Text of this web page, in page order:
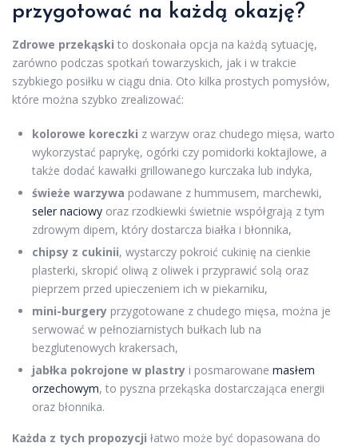
przygotować na każdą okazję?
Zdrowe przekąski to doskonała opcja na każdą sytuację,
zarówno podczas spotkań towarzyskich, jak i w trakcie
szybkiego posiłku w ciągu dnia. Oto kilka prostych pomysłów,
które można szybko zrealizować:
kolorowe koreczki z warzyw oraz chudego mięsa, warto
wykorzystać paprykę, ogórki czy pomidorki koktajlowe, a
także dodać kawałki grillowanego kurczaka lub indyka,
świeże warzywa podawane z hummusem, marchewki,
seler naciowy oraz rzodkiewki świetnie współgrają z tym
zdrowym dipem, który dostarcza białka i błonnika,
chipsy z cukinii, wystarczy pokroić cukinię na cienkie
plasterki, skropić oliwą z oliwek i przyprawić solą oraz
pieprzem przed upieczeniem ich w piekarniku,
mini-burgery przygotowane z chudego mięsa, można je
serwować w pełnoziarnistych bułkach lub na
bezglutenowych krakersach,
jabłka pokrojone w plastry i posmarowane masłem
orzechowym, to pyszna przekąska dostarczająca energii
oraz błonnika.
Każda z tych propozycji łatwo może być dopasowana do